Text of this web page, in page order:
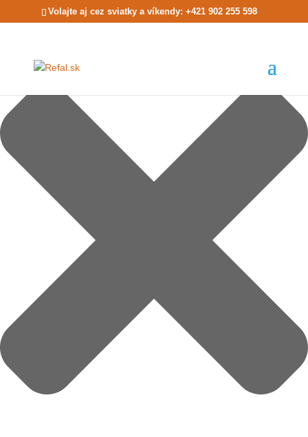
Spravujte súhlas so súbormi cookie
Volajte aj cez sviatky a víkendy: +421 902 255 598